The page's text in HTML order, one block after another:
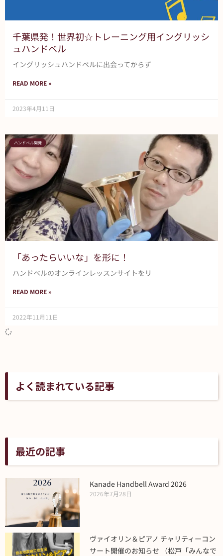
千葉県発！世界初☆トレーニング用イングリッシ
ュハンドベル
イングリッシュハンドベルに出会ってからず
READ MORE »
2023年4月11日
ハンドベル開発
「あったらいいな」を形に！
ハンドベルのオンラインレッスンサイトをリ
READ MORE »
2022年11月11日
よく読まれている記事
最近の記事
Kanade Handbell Award 2026
2026年7月28日
ヴァイオリン＆ピアノ チャリティーコン
サート開催のお知らせ （松戸「みんなで